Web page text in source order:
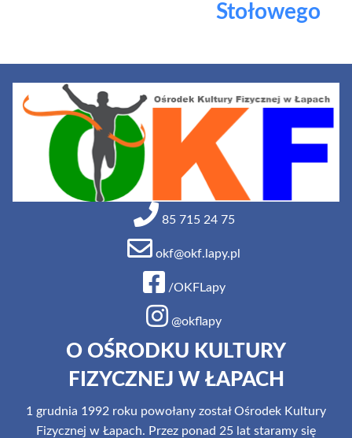
Stołowego
85 715 24 75
okf@okf.lapy.pl
/OKFLapy
@okflapy
O OŚRODKU KULTURY
FIZYCZNEJ W ŁAPACH
1 grudnia 1992 roku powołany został Ośrodek Kultury
Fizycznej w Łapach. Przez ponad 25 lat staramy się